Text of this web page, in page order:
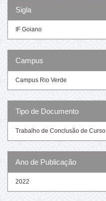
Sigla
IF Goiano
Campus
Campus Rio Verde
Tipo de Documento
Trabalho de Conclusão de Curso
Ano de Publicação
2022